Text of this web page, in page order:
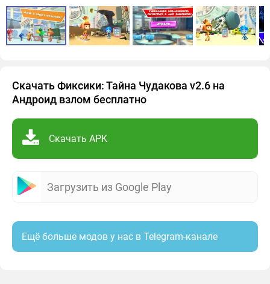
Скачать Фиксики: Тайна Чудакова v2.6 на
Андроид взлом бесплатно
Скачать APK
Загрузить из Google Play
Ещё больше модов у нас в Telegram-канале